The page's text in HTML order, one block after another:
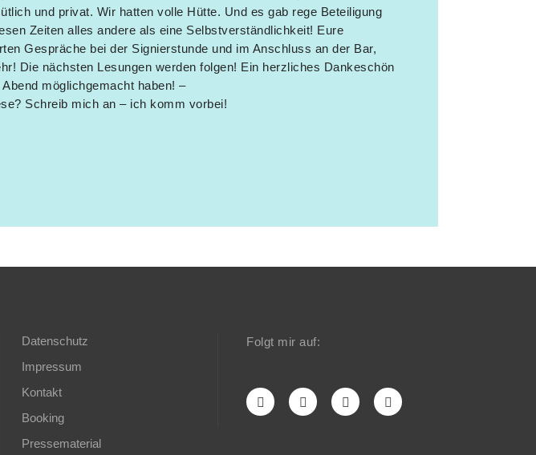
und privat. Wir hatten volle Hütte. Und es gab rege Beteiligung
Zeiten alles andere als eine Selbstverständlichkeit! Eure
Gespräche bei der Signierstunde und im Anschluss an der Bar,
Die nächsten Lesungen werden folgen! Ein herzliches Dankeschön
möglichgemacht haben! –
Schreib mich an – ich komm vorbei!
Datenschutz
Impressum
Kontakt
Booking
Pressematerial
Folgt mir auf: